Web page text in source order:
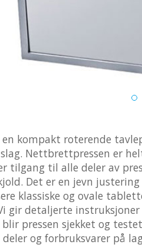
kompakt roterende
Nettbrettpressen er
tilgang til alle deler av
Det er en jevn
klassiske og ovale
gir detaljerte
pressen sjekket og
og forbruksvarer på